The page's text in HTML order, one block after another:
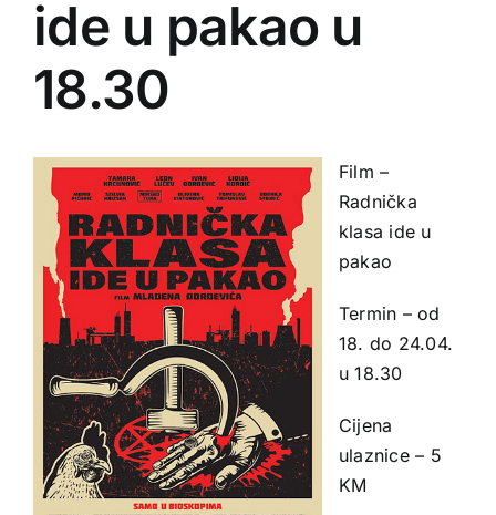
ide u pakao u
18.30
Film –
Radnička
klasa ide u
pakao
Termin – od
18. do 24.04.
u 18.30
Cijena
ulaznice – 5
KM